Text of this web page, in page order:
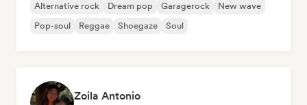
Alternative rock Dream pop Garagerock
New wave
Pop-soul
Reggae Shoegaze Soul
Zoila Antonio